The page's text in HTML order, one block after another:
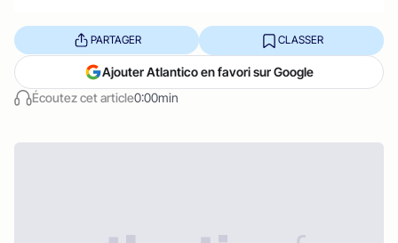
Écoutez cet article0:00min
PARTAGER CLASSER
Ajouter Atlantico en favori sur Google